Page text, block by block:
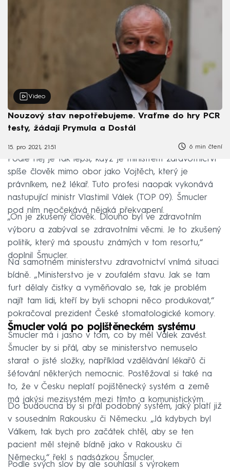
Video
Nouzový stav nepotřebujeme. Vraťme do hry PCR
testy, žádají Prymula a Dostál
15. pro 2021, 21:51 6 min čtení
Podle něj je tak lepší, když je ministrem zdravotnictví
spíše člověk mimo obor jako Vojtěch, který je
právníkem, než lékař. Tuto profesi naopak vykonává
nastupující ministr Vlastimil Válek (TOP 09). Šmucler
pod ním neočekává nějaká překvapení.
„On je zkušený člověk. Dlouho byl ve zdravotním
výboru a zabýval se zdravotními věcmi. Je to zkušený
politik, který má spoustu známých v tom resortu,“
doplnil Šmucler.
Na samotném ministerstvu zdravotnictví vnímá situaci
bídně. „Ministerstvo je v zoufalém stavu. Jak se tam
furt dělaly čistky a vyměňovalo se, tak je problém
najít tam lidi, kteří by byli schopni něco produkovat,“
pokračoval prezident České stomatologické komory.
Šmucler volá po pojištěneckém systému
Šmucler má i jasno v tom, co by měl Válek zavést.
Šmucler by si přál, aby se ministerstvo nemuselo
starat o jisté složky, například vzdělávání lékařů či
šéfování některých nemocnic. Postěžoval si také na
to, že v Česku neplatí pojištěnecký systém a země
má jakýsi mezisystém mezi tímto a komunistickým.
Do budoucna by si přál podobný systém, jaký platí již
v sousedním Rakousku či Německu. „Já kdybych byl
Válkem, tak bych pro začátek chtěl, aby se ten
pacient měl stejně bídně jako v Rakousku či
Německu,“ řekl s nadsázkou Šmucler.
Podle svých slov by ale souhlasil s výrokem